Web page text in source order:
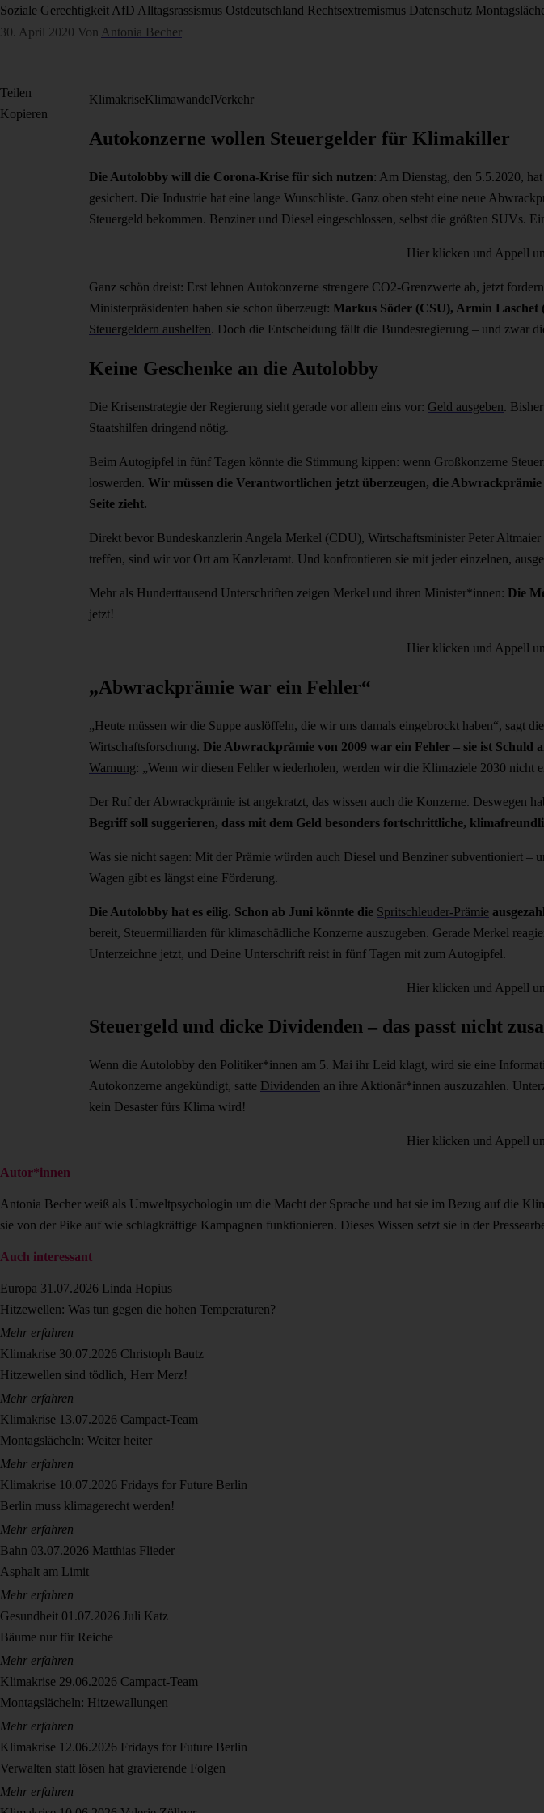
Soziale Gerechtigkeit AfD Alltagsrassismus Ostdeutschland Rechtsextremismus Datenschutz
30. April 2020 Von Antonia Becher
KlimakriseKlimawandelVerkehr
Autokonzerne wollen Steuergelder für Klimakiller
Die Autolobby will die Corona-Krise für sich nutzen: Am Dienstag, den 5.5.2020,
gesichert. Die Industrie hat eine lange Wunschliste. Ganz oben steht eine neue
Steuergeld bekommen. Benziner und Diesel eingeschlossen, selbst die größten
Hier klicken und Appell
Ganz schön dreist: Erst lehnen Autokonzerne strengere CO2-Grenzwerte ab, jetzt
Ministerpräsidenten haben sie schon überzeugt: Markus Söder (CSU), Armin
Steuergeldern aushelfen. Doch die Entscheidung fällt die Bundesregierung – und zwar
Keine Geschenke an die Autolobby
Die Krisenstrategie der Regierung sieht gerade vor allem eins vor: Geld ausgeben.
Staatshilfen dringend nötig.
Beim Autogipfel in fünf Tagen könnte die Stimmung kippen: wenn Großkonzerne
loswerden. Wir müssen die Verantwortlichen jetzt überzeugen, die
Seite zieht.
Direkt bevor Bundeskanzlerin Angela Merkel (CDU), Wirtschaftsminister Peter
treffen, sind wir vor Ort am Kanzleramt. Und konfrontieren sie mit jeder einzelnen,
Mehr als Hunderttausend Unterschriften zeigen Merkel und ihren Minister*innen: Die
jetzt!
Hier klicken und Appell
„Abwrackprämie war ein Fehler“
„Heute müssen wir die Suppe auslöffeln, die wir uns damals eingebrockt haben“, sagt die
Wirtschaftsforschung. Die Abwrackprämie von 2009 war ein Fehler – sie ist Schuld
Warnung: „Wenn wir diesen Fehler wiederholen, werden wir die Klimaziele 2030 nicht
Der Ruf der Abwrackprämie ist angekratzt, das wissen auch die Konzerne. Deswegen
Begriff soll suggerieren, dass mit dem Geld besonders fortschrittliche,
Was sie nicht sagen: Mit der Prämie würden auch Diesel und Benziner subventioniert
Wagen gibt es längst eine Förderung.
Die Autolobby hat es eilig. Schon ab Juni könnte die Spritschleuder-Prämie
bereit, Steuermilliarden für klimaschädliche Konzerne auszugeben. Gerade Merkel
Unterzeichne jetzt, und Deine Unterschrift reist in fünf Tagen mit zum Autogipfel.
Hier klicken und Appell
Steuergeld und dicke Dividenden – das passt nicht
Wenn die Autolobby den Politiker*innen am 5. Mai ihr Leid klagt, wird sie eine
Autokonzerne angekündigt, satte Dividenden an ihre Aktionär*innen auszuzahlen.
kein Desaster fürs Klima wird!
Hier klicken und Appell
Teilen
Kopieren
Autor*innen
Antonia Becher weiß als Umweltpsychologin um die Macht der Sprache und hat sie im Bezug auf die
sie von der Pike auf wie schlagkräftige Kampagnen funktionieren. Dieses Wissen setzt sie in der
Auch interessant
Europa 31.07.2026 Linda Hopius
Hitzewellen: Was tun gegen die hohen Temperaturen?
Mehr erfahren
Klimakrise 30.07.2026 Christoph Bautz
Hitzewellen sind tödlich, Herr Merz!
Mehr erfahren
Klimakrise 13.07.2026 Campact-Team
Montagslächeln: Weiter heiter
Mehr erfahren
Klimakrise 10.07.2026 Fridays for Future Berlin
Berlin muss klimagerecht werden!
Mehr erfahren
Bahn 03.07.2026 Matthias Flieder
Asphalt am Limit
Mehr erfahren
Gesundheit 01.07.2026 Juli Katz
Bäume nur für Reiche
Mehr erfahren
Klimakrise 29.06.2026 Campact-Team
Montagslächeln: Hitzewallungen
Mehr erfahren
Klimakrise 12.06.2026 Fridays for Future Berlin
Verwalten statt lösen hat gravierende Folgen
Mehr erfahren